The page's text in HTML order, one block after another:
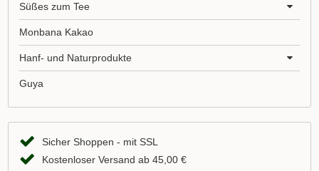
Süßes zum Tee
Monbana Kakao
Hanf- und Naturprodukte
Guya
Sicher Shoppen - mit SSL
Kostenloser Versand ab 45,00 €